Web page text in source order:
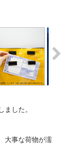
Next
ました。
大事な荷物が濡